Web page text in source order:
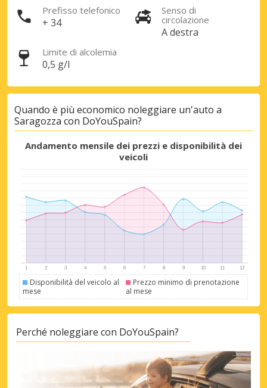
Prefisso telefonico
+ 34
Senso di
circolazione
A destra
Limite di alcolemia
0,5 g/l
Quando è più economico noleggiare un'auto a
Saragozza con DoYouSpain?
Andamento mensile dei prezzi e disponibilità dei
veicoli
Disponibilità del veicolo al
mese
Prezzo minimo di prenotazione
al mese
Perché noleggiare con DoYouSpain?